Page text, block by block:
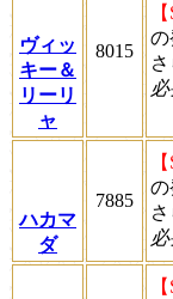
ヴィッ
キー＆
リーリ
ャ
8015
の
ハカマ
ダ
7885
の